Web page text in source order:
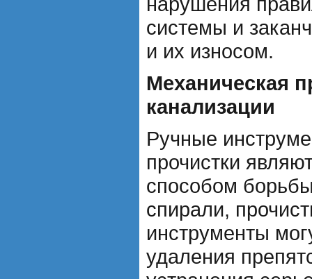
системы и
и их износом.
Механическая
канализации
Ручные
прочистки
способом
спирали,
инструменты
удаления